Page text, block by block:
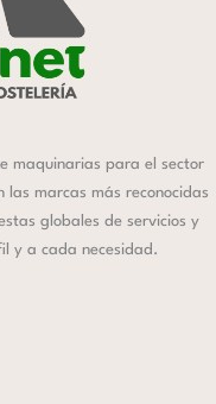
maquinarias para el sector
las marcas más reconocidas
globales de servicios y
y a cada necesidad.